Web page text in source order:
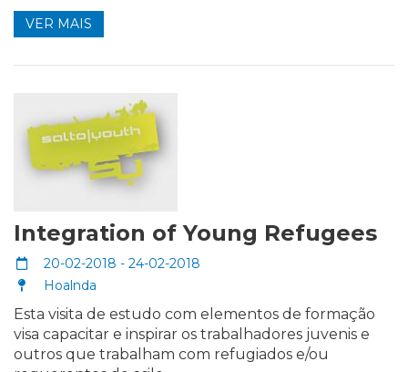
VER MAIS
Integration of Young Refugees
20-02-2018 - 24-02-2018
Hoalnda
Esta visita de estudo com elementos de formação
visa capacitar e inspirar os trabalhadores juvenis e
outros que trabalham com refugiados e/ou